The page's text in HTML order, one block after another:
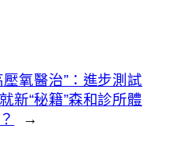
壓氧醫治”：進步測試
新“秘籍”森和診所體
→